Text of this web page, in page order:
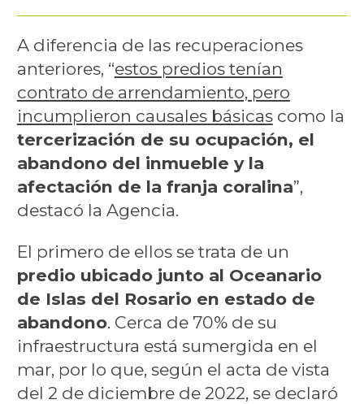
A diferencia de las recuperaciones
anteriores, “estos predios tenían
contrato de arrendamiento, pero
incumplieron causales básicascomo la
tercerización de su ocupación, el
abandono del inmueble y la
afectación de la franja coralina”,
destacó la Agencia.
El primero de ellos se trata de un
predio ubicado junto al Oceanario
de Islas del Rosario en estado de
abandono. Cerca de 70% de su
infraestructura está sumergida en el
mar, por lo que, según el acta de vista
del 2 de diciembre de 2022, se declaró